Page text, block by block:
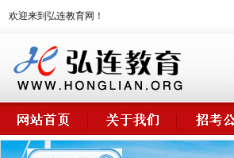
欢迎来到弘连教育网！